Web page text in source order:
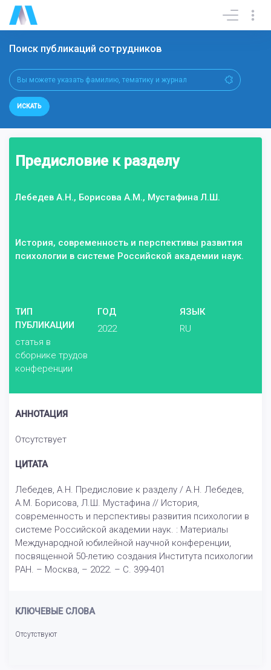
Поиск публикаций сотрудников
ИСКАТЬ
Предисловие к разделу
Лебедев А.Н., Борисова А.М., Мустафина Л.Ш.
История, современность и перспективы развития
психологии в системе Российской академии наук.
ТИП
ПУБЛИКАЦИИ
статья в
сборнике трудов
конференции
ГОД
2022
ЯЗЫК
RU
АННОТАЦИЯ
Отсутствует
ЦИТАТА
Лебедев, А.Н. Предисловие к разделу / А.Н. Лебедев,
А.М. Борисова, Л.Ш. Мустафина // История,
современность и перспективы развития психологии в
системе Российской академии наук. : Материалы
Международной юбилейной научной конференции,
посвященной 50-летию создания Института психологии
РАН. – Москва, – 2022. – С. 399-401
КЛЮЧЕВЫЕ СЛОВА
Отсутствуют